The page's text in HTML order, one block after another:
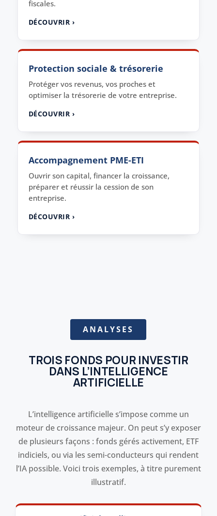
fiscales.
DÉCOUVRIR ›
Protection sociale & trésorerie
Protéger vos revenus, vos proches et
optimiser la trésorerie de votre entreprise.
DÉCOUVRIR ›
Accompagnement PME-ETI
Ouvrir son capital, financer la croissance,
préparer et réussir la cession de son
entreprise.
DÉCOUVRIR ›
ANALYSES
TROIS FONDS POUR INVESTIR
DANS L’INTELLIGENCE
ARTIFICIELLE
L’intelligence artificielle s’impose comme un
moteur de croissance majeur. On peut s’y exposer
de plusieurs façons : fonds gérés activement, ETF
indiciels, ou via les semi-conducteurs qui rendent
l’IA possible. Voici trois exemples, à titre purement
illustratif.